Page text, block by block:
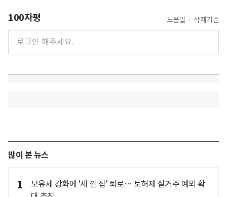
100자평 도움말 삭제기준
많이 본 뉴스
1
보유세 강화에 '세 낀 집' 퇴로… 토허제 실거주 예외 확